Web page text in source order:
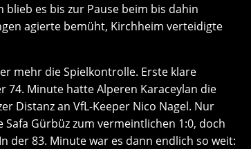
es bis zur Pause beim bis dahin
agierte bemüht, Kirchheim verteidigte
mehr die Spielkontrolle. Erste klare
74. Minute hatte Alperen Karaceylan die
Distanz an VfL-Keeper Nico Nagel. Nur
Gürbüz zum vermeintlichen 1:0, doch
der 83. Minute war es dann endlich so weit: